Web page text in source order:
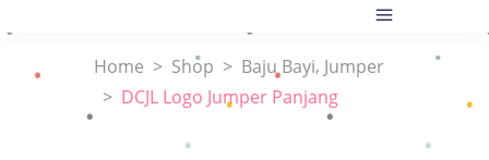
Home > Shop > Baju Bayi, Jumper
> DCJL Logo Jumper Panjang